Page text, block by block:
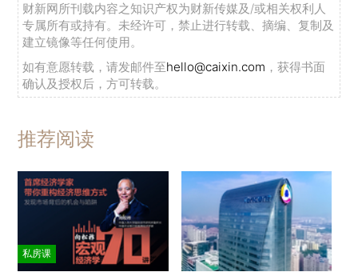
财新网所刊载内容之知识产权为财新传媒及/或相关权利人
专属所有或持有。未经许可，禁止进行转载、摘编、复制及
建立镜像等任何使用。
如有意愿转载，请发邮件至hello@caixin.com ，获得书面
确认及授权后，方可转载。
推荐阅读
私房课